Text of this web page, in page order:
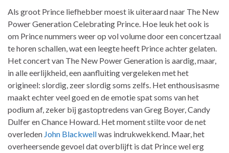
Als groot Prince liefhebber moest ik uiteraard naar The New
Power Generation Celebrating Prince. Hoe leuk het ook is
om Prince nummers weer op vol volume door een concertzaal
te horen schallen, wat een leegte heeft Prince achter gelaten.
Het concert van The New Power Generation is aardig, maar,
in alle eerlijkheid, een aanfluiting vergeleken met het
origineel: slordig, zeer slordig soms zelfs. Het enthousisasme
maakt echter veel goed en de emotie spat soms van het
podium af, zeker bij gastoptredens van Greg Boyer, Candy
Dulfer en Chance Howard. Het moment stilte voor de net
overleden John Blackwellwas indrukwekkend. Maar, het
overheersende gevoel dat overblijft is dat Prince wel erg